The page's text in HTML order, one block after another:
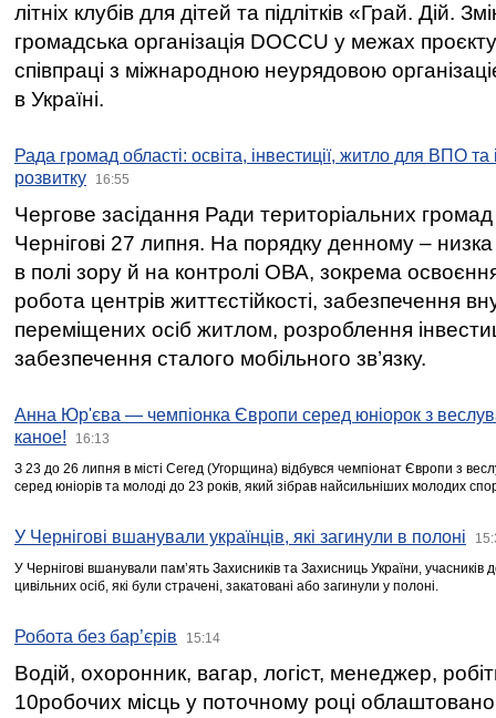
літніх клубів для дітей та підлітків «Грай. Дій.
громадська організація DOCCU у межах
співпраці з міжнародною неурядовою
в Україні.
Рада громад області: освіта, інвестиції, житло для ВПО
розвитку
16:55
Чергове засідання Ради територіальних громад
Чернігові 27 липня. На порядку денному –
в полі зору й на контролі ОВА, зокрема освоєння
робота центрів життєстійкості, забезпечення
переміщених осіб житлом, розроблення
забезпечення сталого мобільного зв’язку.
Анна Юр'єва — чемпіонка Європи серед юніорок з
каное!
16:13
З 23 до 26 липня в місті Сегед (Угорщина) відбувся чемпіонат Європи з
серед юніорів та молоді до 23 років, який зібрав найсильніших молодих
У Чернігові вшанували українців, які загинули в полоні
У Чернігові вшанували пам’ять Захисників та Захисниць України,
цивільних осіб, які були страчені, закатовані або загинули у полоні.
Робота без бар’єрів 15:14
Водій, охоронник, вагар, логіст, менеджер,
10робочих місць у поточному році